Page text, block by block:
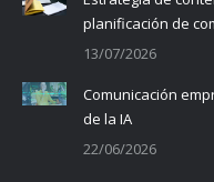
planificación de
13/07/2026
Comunicación
de la IA
22/06/2026